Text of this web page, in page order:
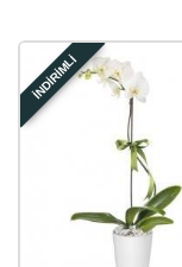
İNDİRİMLİ